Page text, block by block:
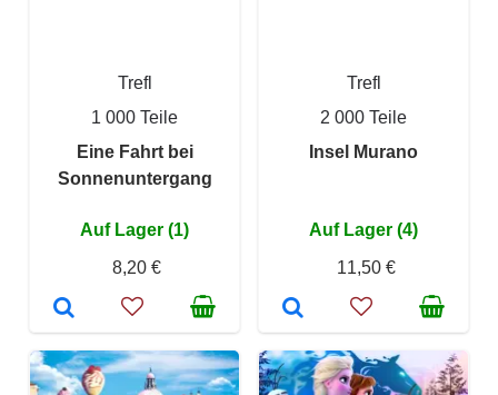
Trefl
1 000 Teile
Eine Fahrt bei
Sonnenuntergang
Auf Lager (1)
8,20 €
Trefl
2 000 Teile
Insel Murano
Auf Lager (4)
11,50 €